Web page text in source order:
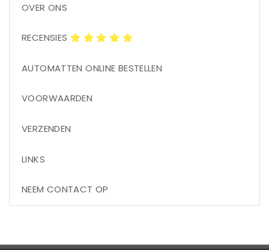
OVER ONS
RECENSIES
AUTOMATTEN ONLINE BESTELLEN
VOORWAARDEN
VERZENDEN
LINKS
NEEM CONTACT OP